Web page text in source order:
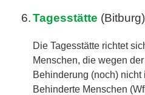
6. Tagesstätte (Bitburg)
Die Tagesstätte richtet
Menschen, die wegen
Behinderung (noch) nicht
Behinderte Menschen